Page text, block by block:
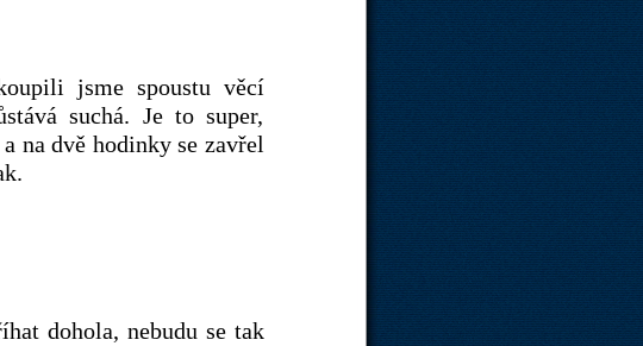
jsme spoustu věcí
suchá. Je to super,
na dvě hodinky se zavřel
dohola, nebudu se tak